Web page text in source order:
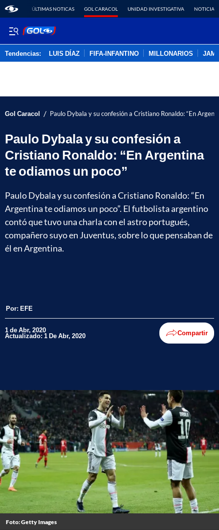
ÚLTIMAS NOTICAS GOL CARACOL UNIDAD INVESTIGATIVA NOTICIAS
Tendencias: LUIS DÍAZ FIFA-INFANTINO MILLONARIOS
Gol Caracol / Paulo Dybala y su confesión a Cristiano Ronaldo: “En
Paulo Dybala y su confesión a
Cristiano Ronaldo: “En Argentina
te odiamos un poco”
Paulo Dybala y su confesión a Cristiano Ronaldo: “En
Argentina te odiamos un poco”. El futbolista argentino
contó que tuvo una charla con el astro portugués,
compañero suyo en Juventus, sobre lo que pensaban de
él en Argentina.
Por: EFE
1 de Abr, 2020
Actualizado: 1 De Abr, 2020 Compartir
Foto: Getty Images